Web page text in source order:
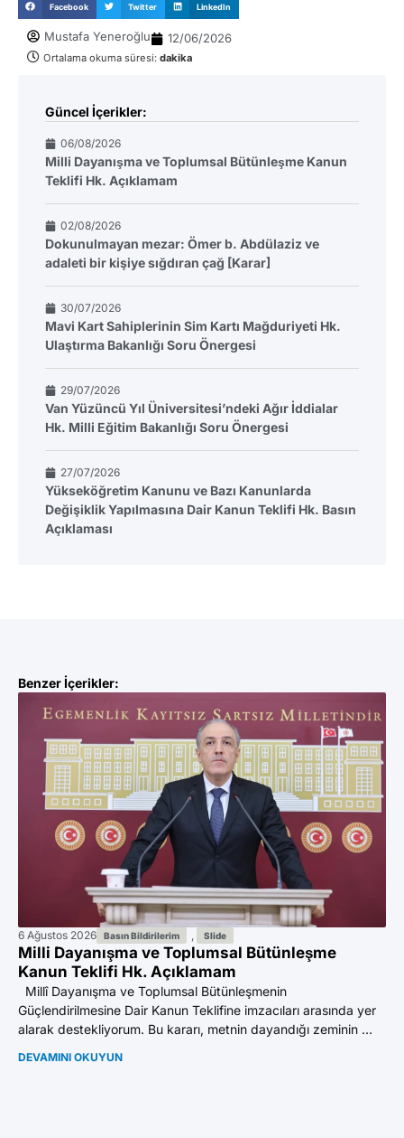
Facebook Twitter LinkedIn
Mustafa Yeneroğlu 12/06/2026
Ortalama okuma süresi: dakika
Güncel İçerikler:
06/08/2026
Milli Dayanışma ve Toplumsal Bütünleşme Kanun
Teklifi Hk. Açıklamam
02/08/2026
Dokunulmayan mezar: Ömer b. Abdülaziz ve
adaleti bir kişiye sığdıran çağ [Karar]
30/07/2026
Mavi Kart Sahiplerinin Sim Kartı Mağduriyeti Hk.
Ulaştırma Bakanlığı Soru Önergesi
29/07/2026
Van Yüzüncü Yıl Üniversitesi’ndeki Ağır İddialar
Hk. Milli Eğitim Bakanlığı Soru Önergesi
27/07/2026
Yükseköğretim Kanunu ve Bazı Kanunlarda
Değişiklik Yapılmasına Dair Kanun Teklifi Hk. Basın
Açıklaması
Benzer İçerikler:
6 Ağustos 2026 Basın Bildirilerim , Slide
Milli Dayanışma ve Toplumsal Bütünleşme
Kanun Teklifi Hk. Açıklamam
Millî Dayanışma ve Toplumsal Bütünleşmenin
Güçlendirilmesine Dair Kanun Teklifine imzacıları arasında yer
alarak destekliyorum. Bu kararı, metnin dayandığı zeminin ...
DEVAMINI OKUYUN